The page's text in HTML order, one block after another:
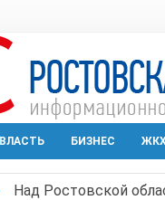
ВЛАСТЬ БИЗНЕС
Над Ростовской